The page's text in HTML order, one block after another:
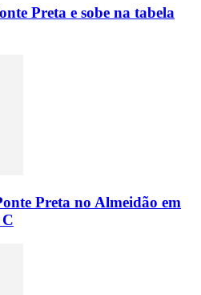
Preta e sobe na tabela
Preta no Almeidão em